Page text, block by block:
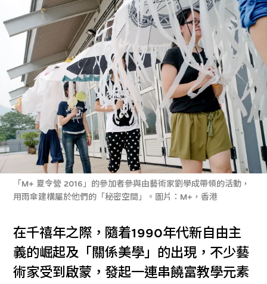
「M+ 夏令營 2016」的參加者參與由藝術家劉學成帶領的活動，
用雨傘建構屬於他們的「秘密空間」。圖片：M+，香港
在千禧年之際，隨着1990年代新自由主
義的崛起及「關係美學」的出現，不少藝
術家受到啟蒙，發起一連串饒富教學元素